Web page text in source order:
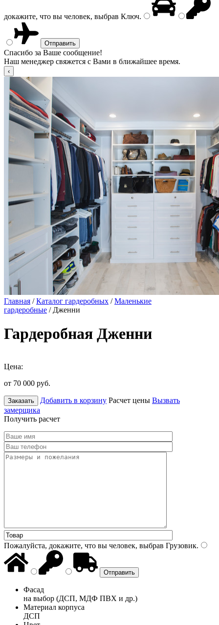
докажите, что вы человек, выбрав Ключ.
Спасибо за Ваше сообщение!
Наш менеджер свяжется с Вами в ближайшее время.
Главная /Каталог гардеробных /Маленькие
гардеробные / Дженни
Гардеробная Дженни
Цена:
от 70 000 руб.
Заказать Добавить в корзину Расчет цены Вызвать
замерщика
Получить расчет
Пожалуйста, докажите, что вы человек, выбрав Грузовик.
Фасад
на выбор (ДСП, МДФ ПВХ и др.)
Материал корпуса
ДСП